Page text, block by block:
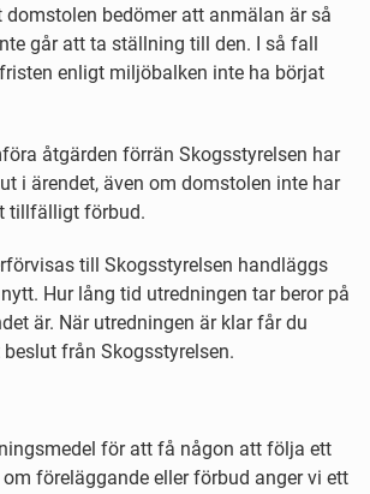
domstolen bedömer att anmälan är så
går att ta ställning till den. I så fall
enligt miljöbalken inte ha börjat
åtgärden förrän Skogsstyrelsen har
i ärendet, även om domstolen inte har
tillfälligt förbud.
till Skogsstyrelsen handläggs
Hur lång tid utredningen tar beror på
är. När utredningen är klar får du
från Skogsstyrelsen.
för att få någon att följa ett
föreläggande eller förbud anger vi ett